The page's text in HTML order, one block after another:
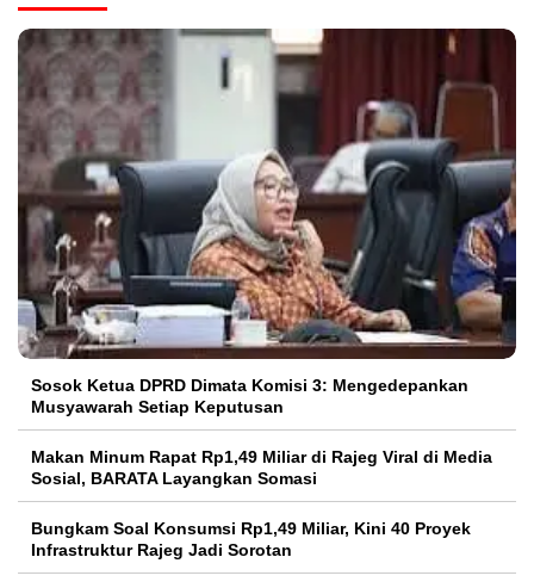
Sosok Ketua DPRD Dimata Komisi 3: Mengedepankan
Musyawarah Setiap Keputusan
Makan Minum Rapat Rp1,49 Miliar di Rajeg Viral di Media
Sosial, BARATA Layangkan Somasi
Bungkam Soal Konsumsi Rp1,49 Miliar, Kini 40 Proyek
Infrastruktur Rajeg Jadi Sorotan